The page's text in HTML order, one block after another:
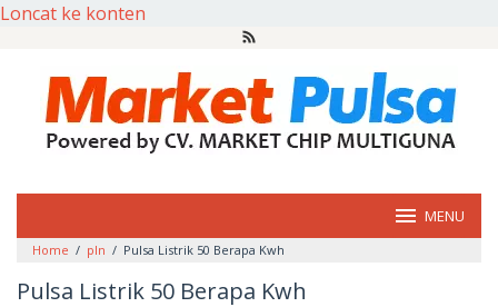
Loncat ke konten
MENU
Home / pln / Pulsa Listrik 50 Berapa Kwh
Pulsa Listrik 50 Berapa Kwh